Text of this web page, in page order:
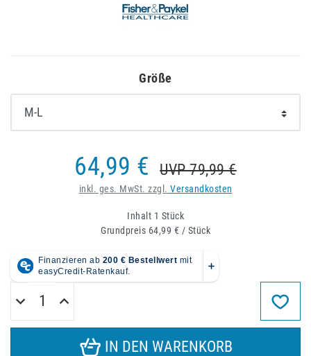
Größe
64,99 € UVP 79,99 €
inkl. ges. MwSt. zzgl. Versandkosten
Inhalt 1 Stück
Grundpreis 64,99 € / Stück
IN DEN WARENKORB